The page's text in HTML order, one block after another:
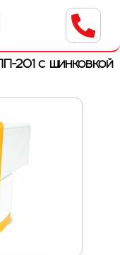
8a
201 с шинковкой